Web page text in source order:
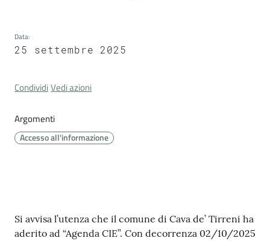
Cava
de'
Tutti
Seguici
su
Data:
25 settembre 2025
CondividiVedi azioni
Argomenti
Accesso all'informazione
Contenuto
Si avvisa l’utenza che il comune di Cava de’ Tirreni ha
aderito ad “Agenda CIE”. Con decorrenza 02/10/2025